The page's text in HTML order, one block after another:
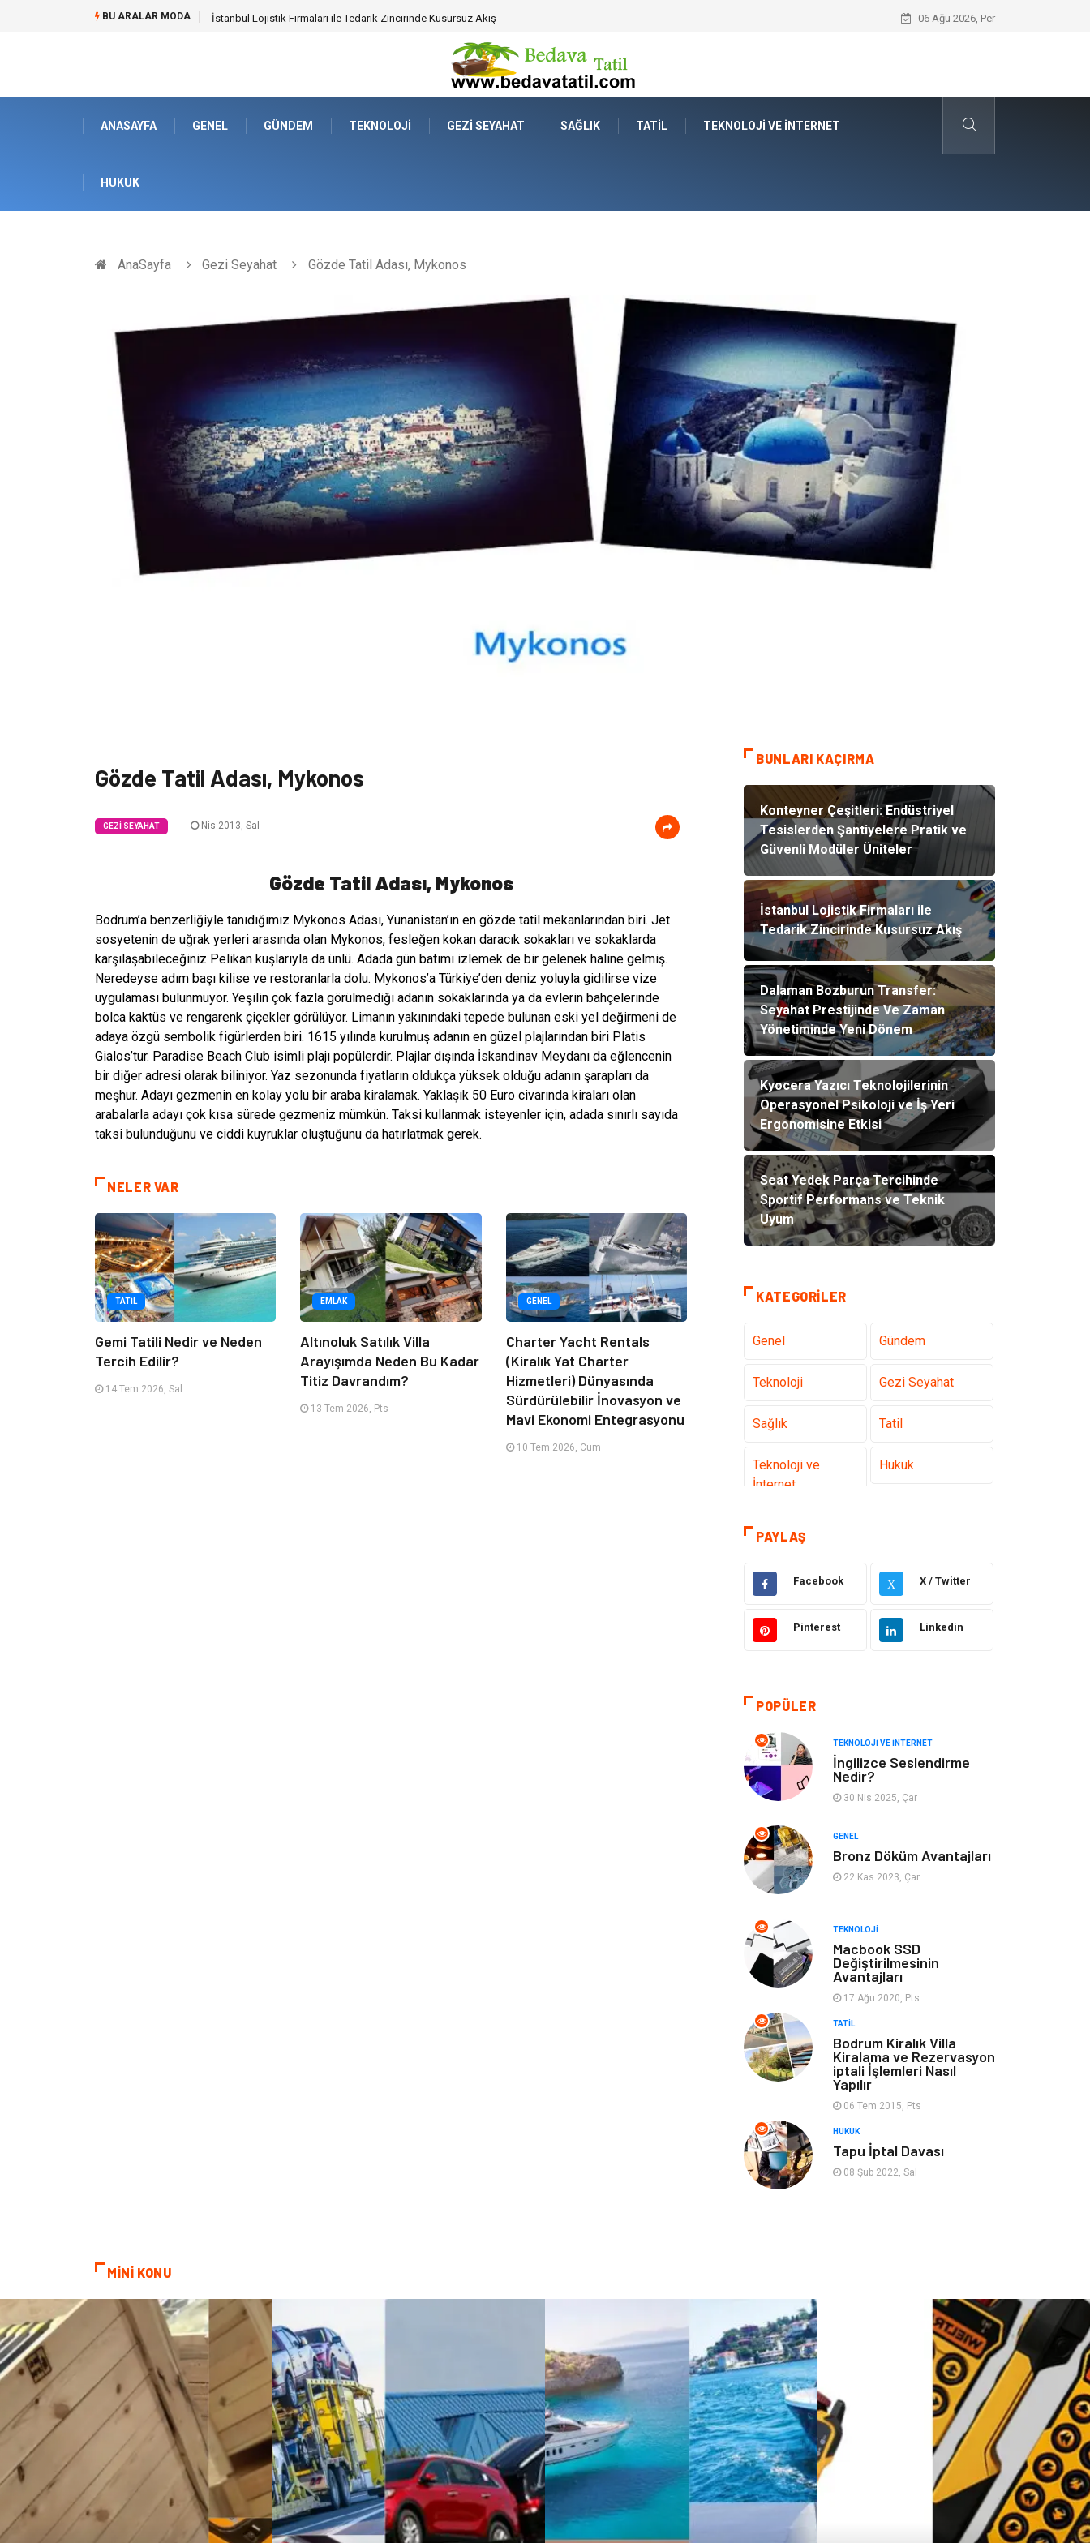
BU ARALAR MODA Dalaman Bozburun Transfer: Seyahat Prestijinde Ve Zaman Yönetiminde Yeni Dönem Kyocera Yazıcı Teknolojilerinin
06 Ağu 2026, Per
ANASAYFA GENEL GÜNDEM TEKNOLOJI GEZI SEYAHAT SAĞLIK TATIL TEKNOLOJI VE İNTERNET
HUKUK
AnaSayfa Gezi Seyahat Gözde Tatil Adası, Mykonos
Gözde Tatil Adası, Mykonos
GEZI SEYAHAT Nis 2013, Sal
Gözde Tatil Adası, Mykonos
Bodrum’a benzerliğiyle tanıdığımız Mykonos Adası, Yunanistan’ın en gözde tatil mekanlarından biri. Jet
sosyetenin de uğrak yerleri arasında olan Mykonos, fesleğen kokan daracık sokakları ve sokaklarda
karşılaşabileceğiniz Pelikan kuşlarıyla da ünlü. Adada gün batımı izlemek de bir gelenek haline gelmiş.
Neredeyse adım başı kilise ve restoranlarla dolu. Mykonos’a Türkiye’den deniz yoluyla gidilirse vize
uygulaması bulunmuyor. Yeşilin çok fazla görülmediği adanın sokaklarında ya da evlerin bahçelerinde
bolca kaktüs ve rengarenk çiçekler görülüyor. Limanın yakınındaki tepede bulunan eski yel değirmeni de
adaya özgü sembolik figürlerden biri. 1615 yılında kurulmuş adanın en güzel plajlarından biri Platis
Gialos’tur. Paradise Beach Club isimli plajı popülerdir. Plajlar dışında İskandinav Meydanı da eğlencenin
bir diğer adresi olarak biliniyor. Yaz sezonunda fiyatların oldukça yüksek olduğu adanın şarapları da
meşhur. Adayı gezmenin en kolay yolu bir araba kiralamak. Yaklaşık 50 Euro civarında kiraları olan
arabalarla adayı çok kısa sürede gezmeniz mümkün. Taksi kullanmak isteyenler için, adada sınırlı sayıda
taksi bulunduğunu ve ciddi kuyruklar oluştuğunu da hatırlatmak gerek.
NELER VAR
TATIL
Gemi Tatili Nedir ve Neden
Tercih Edilir?
14 Tem 2026, Sal
EMLAK
Altınoluk Satılık Villa
Arayışımda Neden Bu Kadar
Titiz Davrandım?
13 Tem 2026, Pts
GENEL
Charter Yacht Rentals
(Kiralık Yat Charter
Hizmetleri) Dünyasında
Sürdürülebilir İnovasyon ve
Mavi Ekonomi Entegrasyonu
10 Tem 2026, Cum
BUNLARI KAÇIRMA
Konteyner Çeşitleri: Endüstriyel
Tesislerden Şantiyelere Pratik ve
Güvenli Modüler Üniteler
İstanbul Lojistik Firmaları ile
Tedarik Zincirinde Kusursuz Akış
Dalaman Bozburun Transfer:
Seyahat Prestijinde Ve Zaman
Yönetiminde Yeni Dönem
Kyocera Yazıcı Teknolojilerinin
Operasyonel Psikoloji ve İş Yeri
Ergonomisine Etkisi
Seat Yedek Parça Tercihinde
Sportif Performans ve Teknik
Uyum
KATEGORILER
Genel Gündem
Teknoloji Gezi Seyahat
Sağlık Tatil
Teknoloji ve
İnternet
Hukuk
Elektrik ve
Elektronik
Eğitim & Kariyer Makine
Otomotiv Organizasyon
Giyim
Mobilya Emlak
Kültür Otel
Turizm
Hediyelik Eşya
oyun alanları
uçak yolculuğu
önerileri
Blogroll Bilet
Cruise Moda
Güzellik
Yurtdışı Turları
PAYLAŞ
Facebook X X / Twitter
Pinterest Linkedin
POPÜLER
TEKNOLOJI VE İNTERNET
İngilizce Seslendirme
Nedir?
30 Nis 2025, Çar
GENEL
Bronz Döküm Avantajları
22 Kas 2023, Çar
TEKNOLOJI
Macbook SSD
Değiştirilmesinin
Avantajları
17 Ağu 2020, Pts
TATIL
Bodrum Kiralık Villa
Kiralama ve Rezervasyon
iptali İşlemleri Nasıl
Yapılır
06 Tem 2015, Pts
HUKUK
Tapu İptal Davası
08 Şub 2022, Sal
MİNİ KONU